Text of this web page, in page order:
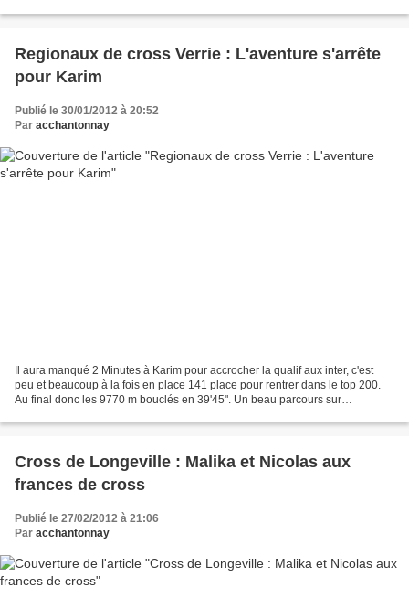
Regionaux de cross Verrie : L'aventure s'arrête
pour Karim
Publié le 30/01/2012 à 20:52
Par acchantonnay
Il aura manqué 2 Minutes à Karim pour accrocher la qualif aux inter, c'est
peu et beaucoup à la fois en place 141 place pour rentrer dans le top 200.
Au final donc les 9770 m bouclés en 39'45". Un beau parcours sur
Cross de Longeville : Malika et Nicolas aux
frances de cross
Publié le 27/02/2012 à 21:06
Par acchantonnay